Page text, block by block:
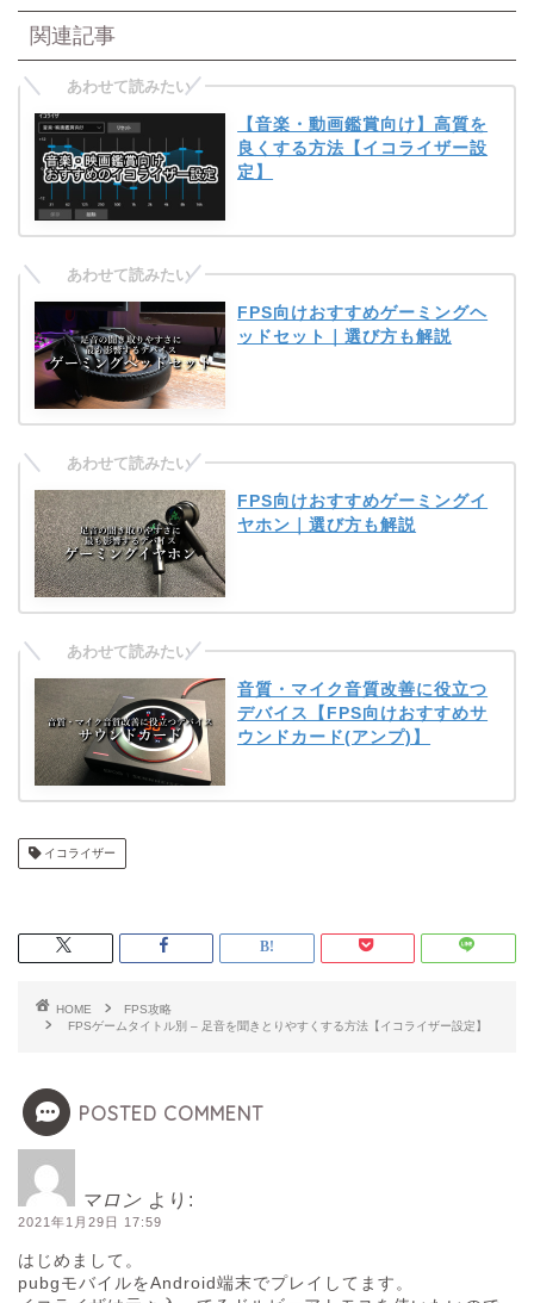
関連記事
【音楽・動画鑑賞向け】高質を
良くする方法【イコライザー設
定】
FPS向けおすすめゲーミングヘ
ッドセット｜選び方も解説
FPS向けおすすめゲーミングイ
ヤホン｜選び方も解説
音質・マイク音質改善に役立つ
デバイス【FPS向けおすすめサ
ウンドカード(アンプ)】
イコライザー
HOME
FPS攻略
FPSゲームタイトル別 – 足音を聞きとりやすくする方法【イコライザー設定】
POSTED COMMENT
マロン より:
2021年1月29日 17:59
はじめまして。
pubgモバイルをAndroid端末でプレイしてます。